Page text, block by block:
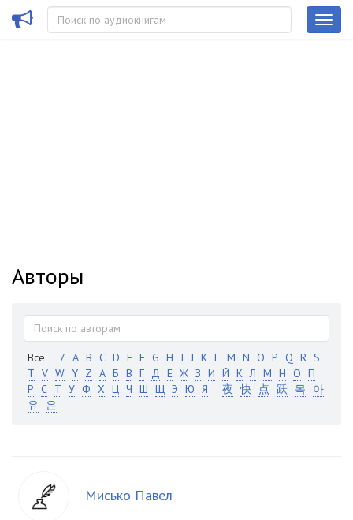
Авторы
Все 7 A B C D E F G H I J K L M N O P Q R S
T V W Y Z А Б В Г Д Е Ж З И Й К Л М Н О П
Р С Т У Ф Х Ц Ч Ш Щ Э Ю Я 夜 快 点 跃 목
아
유
은
Мисько Павел